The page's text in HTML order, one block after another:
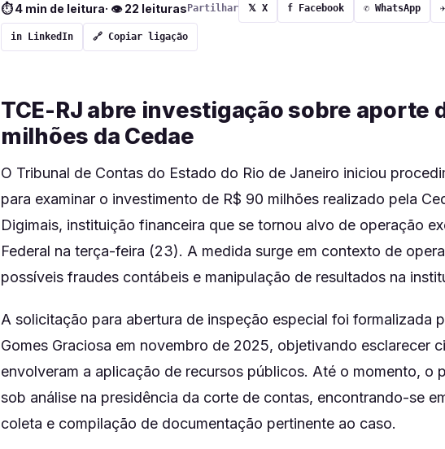
⏱ 4 min de leitura· 👁 22 leituras Partilhar 𝕏 X f Facebook ✆ WhatsApp
in LinkedIn 🔗 Copiar ligação
TCE-RJ abre investigação sobre aporte
milhões da Cedae
O Tribunal de Contas do Estado do Rio de Janeiro iniciou
para examinar o investimento de R$ 90 milhões realizado pela
Digimais, instituição financeira que se tornou alvo de operação
Federal na terça-feira (23). A medida surge em contexto de
possíveis fraudes contábeis e manipulação de resultados na
A solicitação para abertura de inspeção especial foi formalizada
Gomes Graciosa em novembro de 2025, objetivando esclarecer
envolveram a aplicação de recursos públicos. Até o momento, o
sob análise na presidência da corte de contas, encontrando-se
coleta e compilação de documentação pertinente ao caso.